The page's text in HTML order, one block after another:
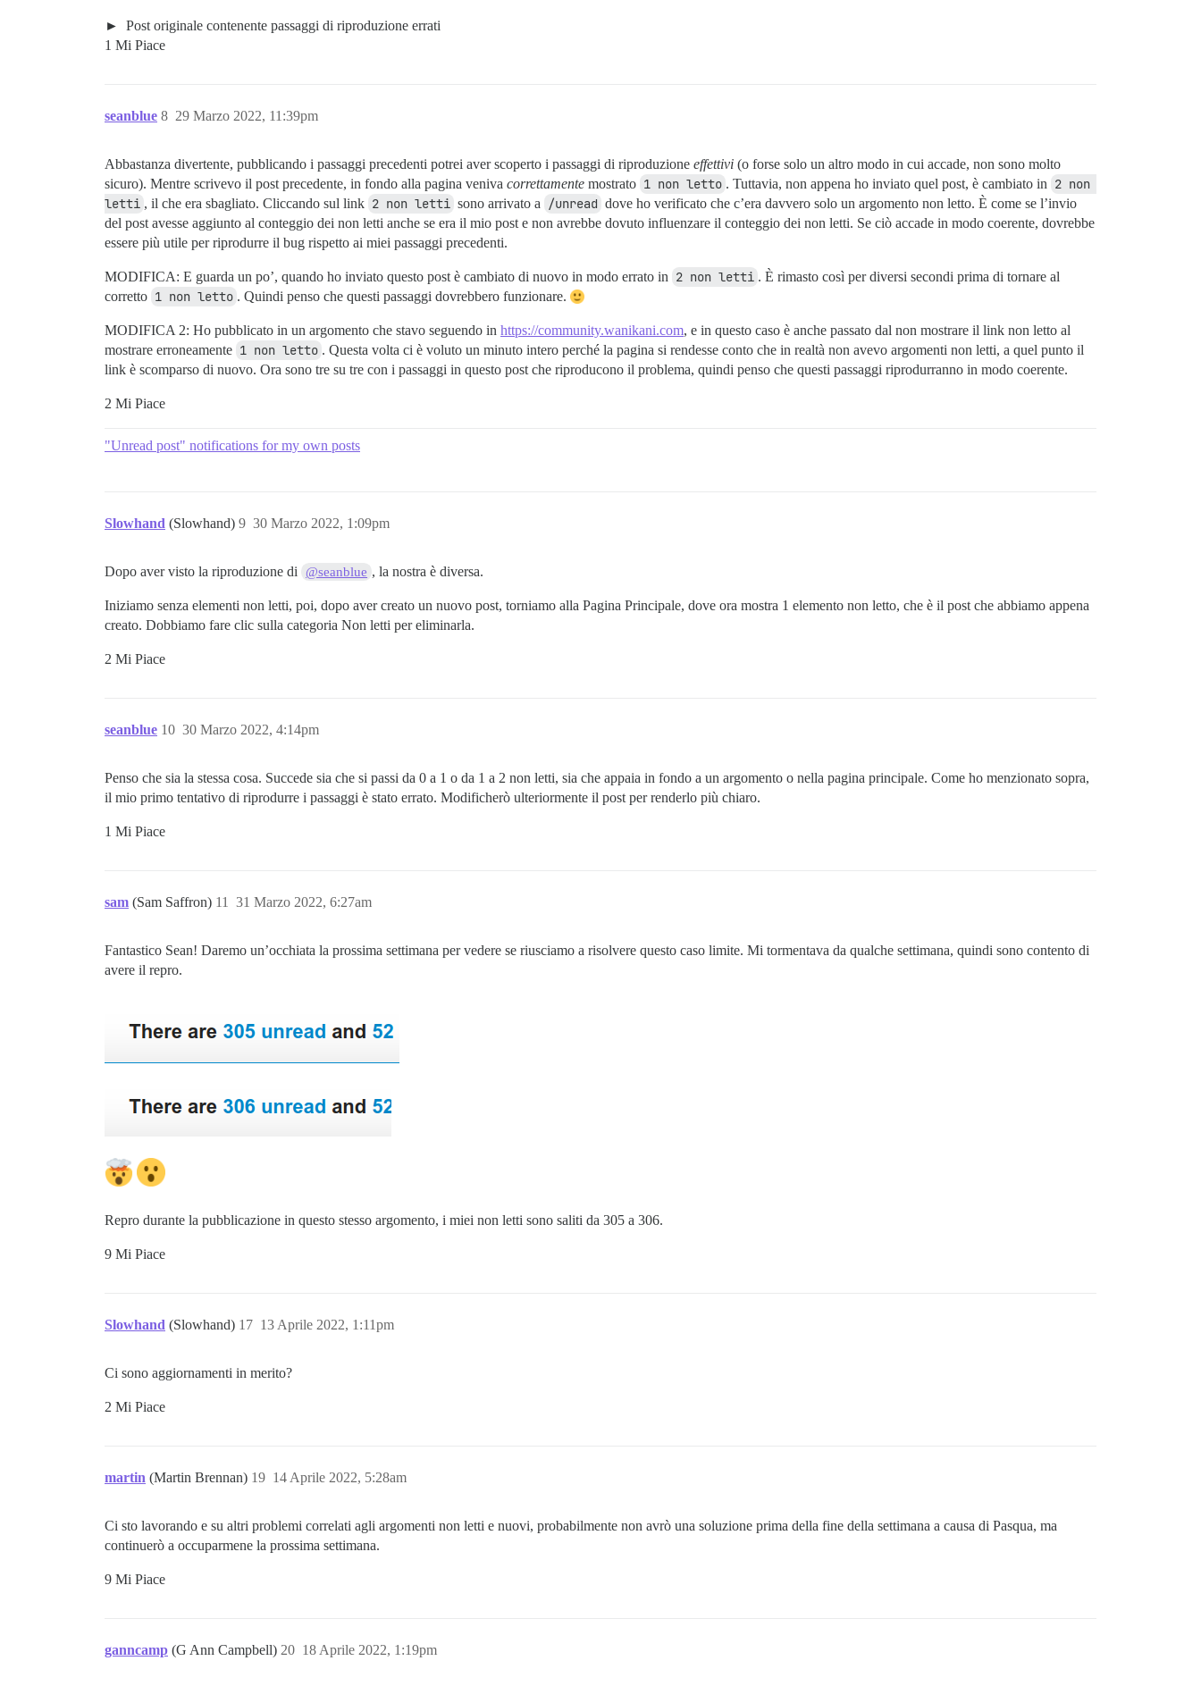
Post originale contenente passaggi di riproduzione errati
1 Mi Piace
seanblue 29 Marzo 2022, 11:39pm
8
Abbastanza divertente, pubblicando i passaggi precedenti potrei aver scoperto i passaggi di riproduzione effettivi (o forse solo un altro modo in cui accade, non sono molto
sicuro). Mentre scrivevo il post precedente, in fondo alla pagina veniva correttamente mostrato 1 non letto . Tuttavia, non appena ho inviato quel post, è cambiato in 2 non
letti , il che era sbagliato. Cliccando sul link 2 non letti sono arrivato a /unread dove ho verificato che c’era davvero solo un argomento non letto. È come se l’invio
del post avesse aggiunto al conteggio dei non letti anche se era il mio post e non avrebbe dovuto influenzare il conteggio dei non letti. Se ciò accade in modo coerente, dovrebbe
essere più utile per riprodurre il bug rispetto ai miei passaggi precedenti.
MODIFICA: E guarda un po’, quando ho inviato questo post è cambiato di nuovo in modo errato in 2 non letti . È rimasto così per diversi secondi prima di tornare al
corretto 1 non letto . Quindi penso che questi passaggi dovrebbero funzionare.
MODIFICA 2: Ho pubblicato in un argomento che stavo seguendo in https://community.wanikani.com, e in questo caso è anche passato dal non mostrare il link non letto al
mostrare erroneamente 1 non letto . Questa volta ci è voluto un minuto intero perché la pagina si rendesse conto che in realtà non avevo argomenti non letti, a quel punto il
link è scomparso di nuovo. Ora sono tre su tre con i passaggi in questo post che riproducono il problema, quindi penso che questi passaggi riprodurranno in modo coerente.
2 Mi Piace
"Unread post" notifications for my own posts
Slowhand (Slowhand) 30 Marzo 2022, 1:09pm
9
Dopo aver visto la riproduzione di @seanblue , la nostra è diversa.
Iniziamo senza elementi non letti, poi, dopo aver creato un nuovo post, torniamo alla Pagina Principale, dove ora mostra 1 elemento non letto, che è il post che abbiamo appena
creato. Dobbiamo fare clic sulla categoria Non letti per eliminarla.
2 Mi Piace
seanblue 30 Marzo 2022, 4:14pm
10
Penso che sia la stessa cosa. Succede sia che si passi da 0 a 1 o da 1 a 2 non letti, sia che appaia in fondo a un argomento o nella pagina principale. Come ho menzionato sopra,
il mio primo tentativo di riprodurre i passaggi è stato errato. Modificherò ulteriormente il post per renderlo più chiaro.
1 Mi Piace
sam (Sam Saffron) 31 Marzo 2022, 6:27am
11
Fantastico Sean! Daremo un’occhiata la prossima settimana per vedere se riusciamo a risolvere questo caso limite. Mi tormentava da qualche settimana, quindi sono contento di
avere il repro.
Repro durante la pubblicazione in questo stesso argomento, i miei non letti sono saliti da 305 a 306.
9 Mi Piace
Slowhand (Slowhand) 13 Aprile 2022, 1:11pm
17
Ci sono aggiornamenti in merito?
2 Mi Piace
martin (Martin Brennan) 14 Aprile 2022, 5:28am
19
Ci sto lavorando e su altri problemi correlati agli argomenti non letti e nuovi, probabilmente non avrò una soluzione prima della fine della settimana a causa di Pasqua, ma
continuerò a occuparmene la prossima settimana.
9 Mi Piace
ganncamp (G Ann Campbell) 18 Aprile 2022, 1:19pm
20